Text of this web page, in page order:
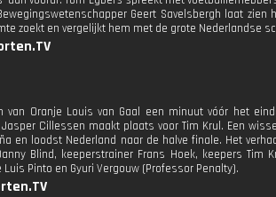
Geert Savelsbergh laat
zoekt en vergelijkt hem met de grote Nederlandse
van Oranje Louis van Gaal een minuut vóór het
Cillessen maakt plaats voor Tim Krul. Een
en loodst Nederland naar de halve finale. Het
Blind, keeperstrainer Frans Hoek, keepers Tim
Pinto en Gyuri Vergouw (Professor Penalty).